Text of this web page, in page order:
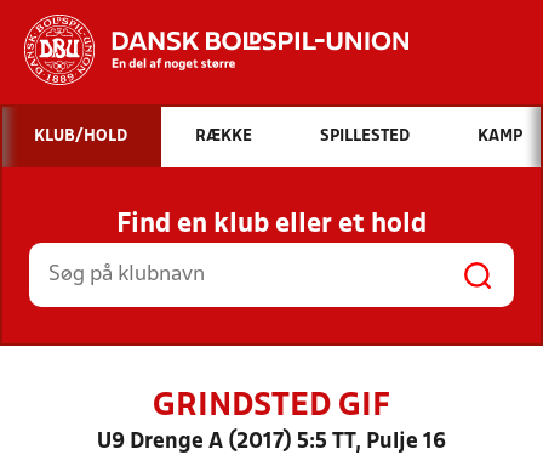
Hvad vil du søge efter?
INDHOLD OG NYHEDER
STILLINGER, RESULTATER, KLUBBER OG
HOLD
KLUB/HOLD RÆKKE SPILLESTED KAMP
Find en klub eller et hold
GRINDSTED GIF
U9 Drenge A (2017) 5:5 TT, Pulje 16